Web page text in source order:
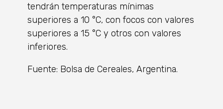
tendrán temperaturas mínimas
superiores a 10 °C, con focos con valores
superiores a 15 °C y otros con valores
inferiores.
Fuente: Bolsa de Cereales, Argentina.